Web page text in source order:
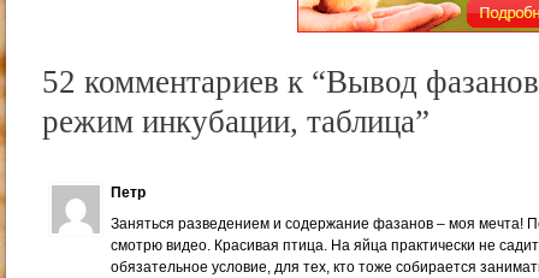
52 комментариев к “Вывод
режим инкубации, таблица”
Петр
Заняться разведением и содержание фазанов – моя мечта!
смотрю видео. Красивая птица. На яйца практически не
обязательное условие, для тех, кто тоже собирается